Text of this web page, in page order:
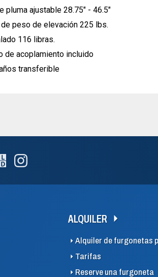
pluma ajustable 28.75" - 46.5"
peso de elevación 225 lbs.
116 libras.
de acoplamiento incluido
transferible
ALQUILER
Alquiler de furgonetas
Tarifas
Reserve una furgoneta